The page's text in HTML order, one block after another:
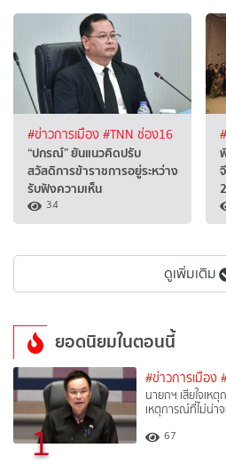
#ข่าวการเมือง#TNN ช่อง16
“ปกรณ์” ยันแนวคิดปรับ
สวัสดิการข้าราชการอยู่ระหว่าง
รับฟังความเห็น
34
ดูเพิ่มเติม
ยอดนิยมในตอนนี้
1
#ข่าวการเมือง
นายกฯ เสียใจเห
เหตุการณ์ที่ไม่น่า
67